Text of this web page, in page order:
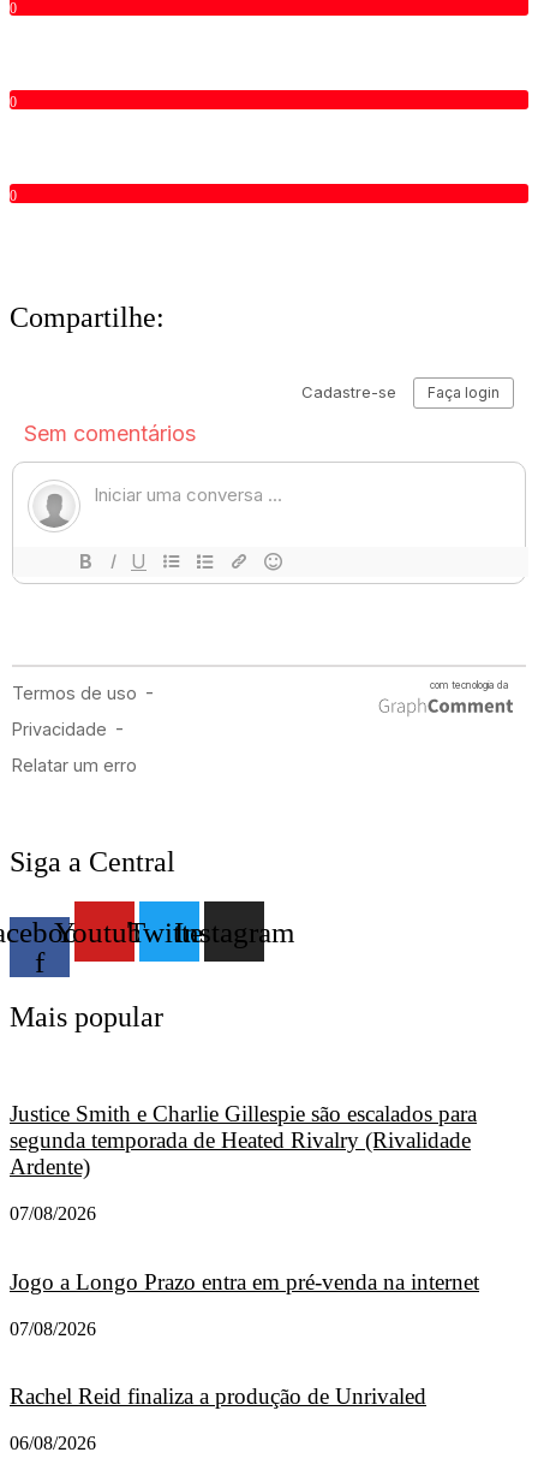
0
0
0
Compartilhe:
Siga a Central
f
YoutubeTwitterInstagram
Mais popular
Justice Smith e Charlie Gillespie são escalados para
segunda temporada de Heated Rivalry (Rivalidade
Ardente)
07/08/2026
Jogo a Longo Prazo entra em pré-venda na internet
07/08/2026
Rachel Reid finaliza a produção de Unrivaled
06/08/2026